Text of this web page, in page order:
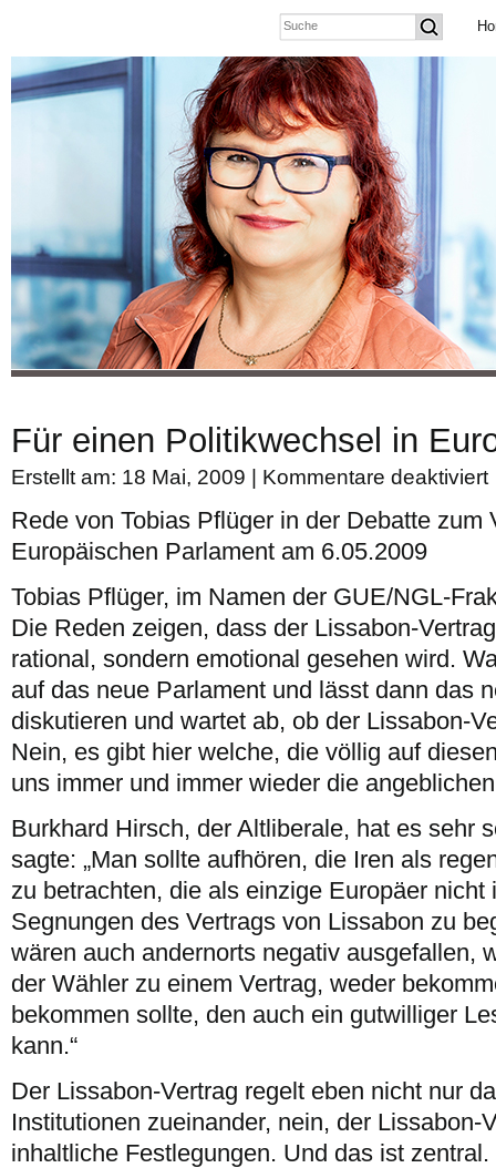
Für einen Politikwechsel in
Erstellt am: 18 Mai, 2009 | Kommentare deaktiviert
Rede von Tobias Pflüger in der Debatte zum
Europäischen Parlament am 6.05.2009
Tobias Pflüger, im Namen der GUE/NGL-
Die Reden zeigen, dass der Lissabon-
rational, sondern emotional gesehen wird.
auf das neue Parlament und lässt dann das
diskutieren und wartet ab, ob der Lissabon-
Nein, es gibt hier welche, die völlig auf
uns immer und immer wieder die
Burkhard Hirsch, der Altliberale, hat es sehr
sagte: „Man sollte aufhören, die Iren als
zu betrachten, die als einzige Europäer nicht
Segnungen des Vertrags von Lissabon zu
wären auch andernorts negativ ausgefallen,
der Wähler zu einem Vertrag, weder
bekommen sollte, den auch ein gutwilliger
kann.“
Der Lissabon-Vertrag regelt eben nicht nur
Institutionen zueinander, nein, der Lissabon-
inhaltliche Festlegungen. Und das ist